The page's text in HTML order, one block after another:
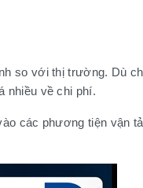
so với thị trường. Dù
nhiều về chi phí.
các phương tiện vận